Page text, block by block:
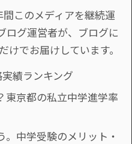
このメディアを継続運
ログ運営者が、ブログに
でお届けしています。
績ランキング
東京都の私立中学進学率
。中学受験のメリット・